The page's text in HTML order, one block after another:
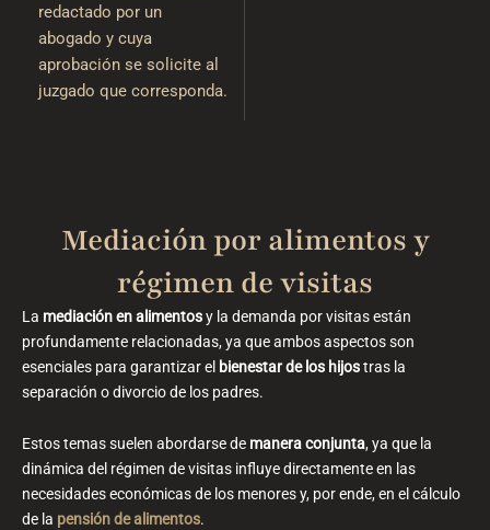
redactado por un
abogado y cuya
aprobación se solicite al
juzgado que corresponda.
Mediación por alimentos y
régimen de visitas
La mediación en alimentosy la demanda por visitas están
profundamente relacionadas, ya que ambos aspectos son
esenciales para garantizar el bienestar de los hijostras la
separación o divorcio de los padres.
Estos temas suelen abordarse de manera conjunta, ya que la
dinámica del régimen de visitas influye directamente en las
necesidades económicas de los menores y, por ende, en el cálculo
de la pensión de alimentos.